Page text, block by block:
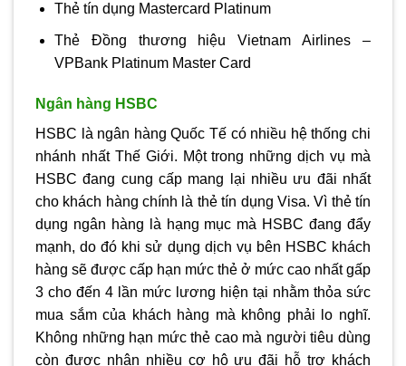
Thẻ tín dụng Mastercard Platinum
Thẻ Đồng thương hiệu Vietnam Airlines –
VPBank Platinum Master Card
Ngân hàng HSBC
HSBC là ngân hàng Quốc Tế có nhiều hệ thống chi
nhánh nhất Thế Giới. Một trong những dịch vụ mà
HSBC đang cung cấp mang lại nhiều ưu đãi nhất
cho khách hàng chính là thẻ tín dụng Visa. Vì thẻ tín
dụng ngân hàng là hạng mục mà HSBC đang đẩy
mạnh, do đó khi sử dụng dịch vụ bên HSBC khách
hàng sẽ được cấp hạn mức thẻ ở mức cao nhất gấp
3 cho đến 4 lần mức lương hiện tại nhằm thỏa sức
mua sắm của khách hàng mà không phải lo nghĩ.
Không những hạn mức thẻ cao mà người tiêu dùng
còn được nhận nhiều cơ hộ ưu đãi hỗ trợ khách